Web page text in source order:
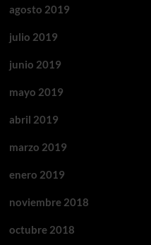
agosto 2019
julio 2019
junio 2019
mayo 2019
abril 2019
marzo 2019
enero 2019
noviembre 2018
octubre 2018